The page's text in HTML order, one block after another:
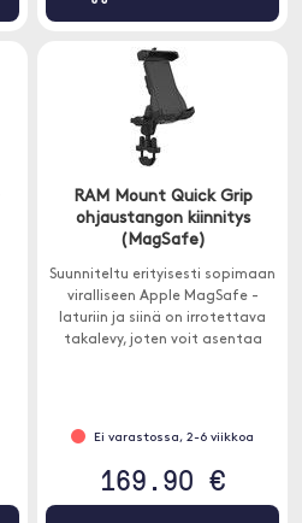
RAM Mount Quick Grip
ohjaustangon kiinnitys
(MagSafe)
Suunniteltu erityisesti sopimaan
viralliseen Apple MagSafe -
laturiin ja siinä on irrotettava
takalevy, joten voit asentaa
Ei varastossa, 2-6 viikkoa
169.90 €